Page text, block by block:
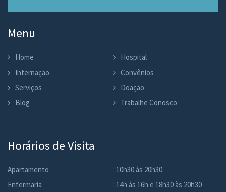
Menu
Home
Hospital
Internação
Convênios
Serviços
Doação
Blog
Trabalhe Conosco
Horários de Visita
Apartamento
: 10h30 às 20h30
Enfermaria
: 14h às 16h e 18h30 às 20h30